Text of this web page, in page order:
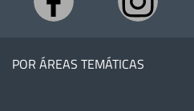
POR ÁREAS TEMÁTICAS